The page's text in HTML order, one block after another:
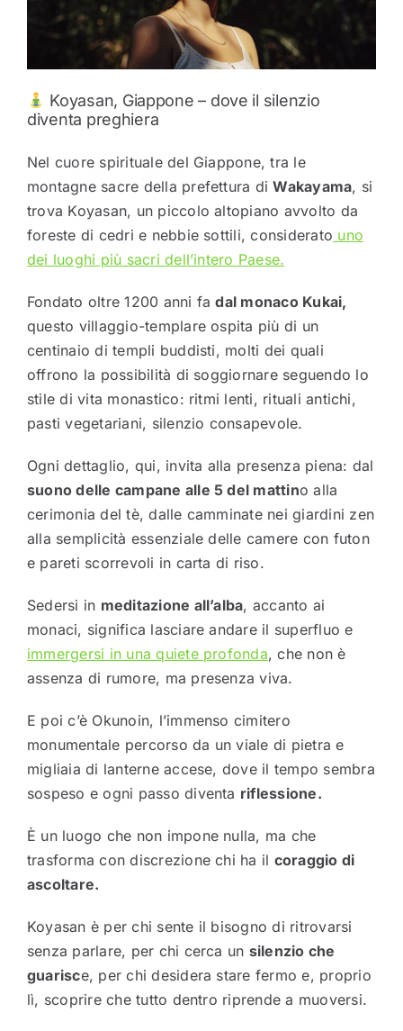
Koyasan, Giappone – dove il silenzio
diventa preghiera
Nel cuore spirituale del Giappone, tra le
montagne sacre della prefettura diWakayama, si
trova Koyasan, un piccolo altopiano avvolto da
foreste di cedri e nebbie sottili, considerato uno
dei luoghi più sacri dell’intero Paese.
Fondato oltre 1200 anni fadal monaco Kukai,
questo villaggio-templare ospita più di un
centinaio di templi buddisti, molti dei quali
offrono la possibilità di soggiornare seguendo lo
stile di vita monastico: ritmi lenti, rituali antichi,
pasti vegetariani, silenzio consapevole.
Ogni dettaglio, qui, invita alla presenza piena: dal
suono delle campane alle 5 del mattino alla
cerimonia del tè, dalle camminate nei giardini zen
alla semplicità essenziale delle camere con futon
e pareti scorrevoli in carta di riso.
Sedersi in meditazione all’alba, accanto ai
monaci, significa lasciare andare il superfluo e
immergersi in una quiete profonda, che non è
assenza di rumore, ma presenza viva.
E poi c’è Okunoin, l’immenso cimitero
monumentale percorso da un viale di pietra e
migliaia di lanterne accese, dove il tempo sembra
sospeso e ogni passo diventa riflessione.
È un luogo che non impone nulla, ma che
trasforma con discrezione chi ha il coraggio di
ascoltare.
Koyasan è per chi sente il bisogno di ritrovarsi
senza parlare, per chi cerca un silenzio che
guarisce, per chi desidera stare fermo e, proprio
lì, scoprire che tutto dentro riprende a muoversi.